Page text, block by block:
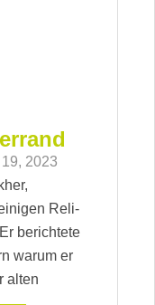
2023
Reli-
berichtete
warum er
alten